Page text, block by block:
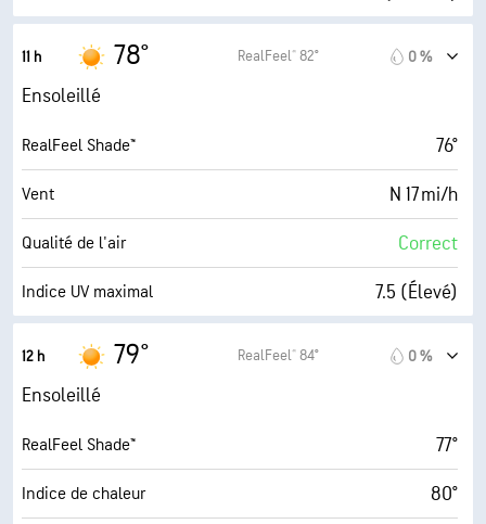
Humidité
Point de rosée 67° F
AccuLumen Brightness Index™ 10 (Très forte)
Couverture nuageuse 0 %
Visibilité 10 mi
11 h 78° RealFeel® 82° 0 %
Ensoleillé
RealFeel Shade™ 76°
Vent N 17 mi/h
Qualité de l'air Correct
Indice UV maximal 7.5 (Élevé)
Humidité
Point de rosée 67° F
AccuLumen Brightness Index™ 10 (Très forte)
12 h 79° RealFeel® 84° 0 %
Ensoleillé
RealFeel Shade™ 77°
Indice de chaleur 80°